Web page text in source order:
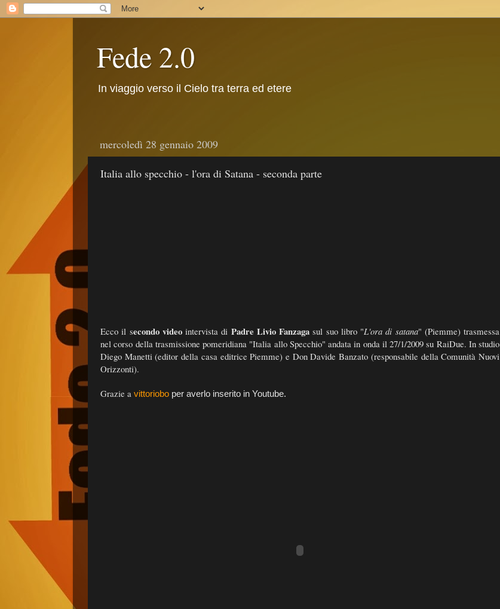
Fede 2.0
In viaggio verso il Cielo tra terra ed etere
mercoledì 28 gennaio 2009
Italia allo specchio - l'ora di Satana - seconda parte
Ecco il secondo video intervista di Padre Livio Fanzaga sul suo libro "L'ora di satana" (Piemme) trasmessa
nel corso della trasmissione pomeridiana "Italia allo Specchio" andata in onda il 27/1/2009 su RaiDue. In studio
Diego Manetti (editor della casa editrice Piemme) e Don Davide Banzato (responsabile della Comunità Nuovi
Orizzonti).
Grazie a vittoriobo per averlo inserito in Youtube.